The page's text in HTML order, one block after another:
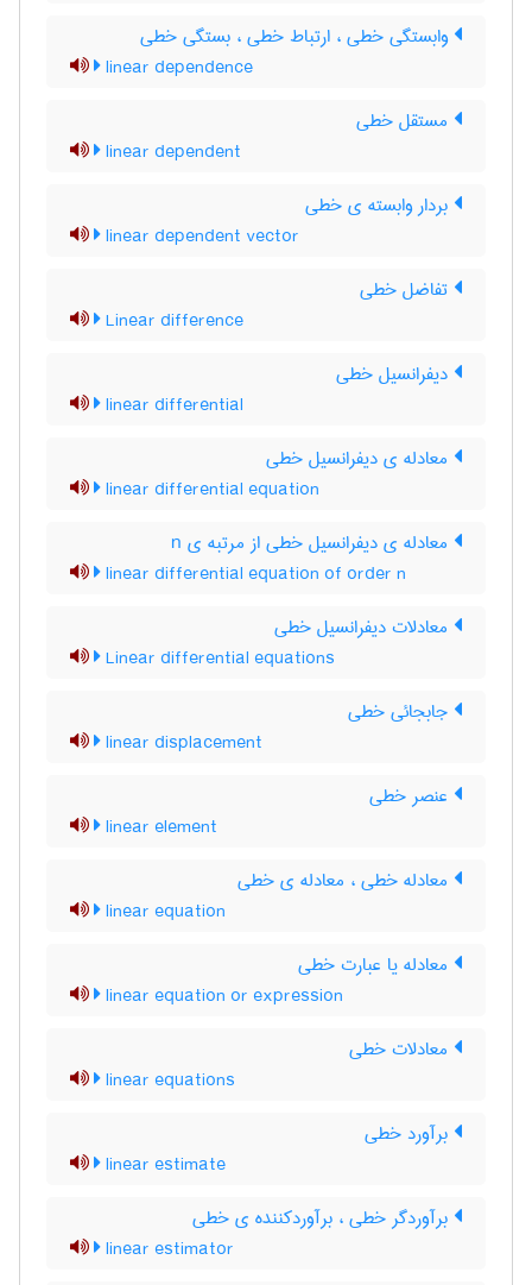
وابستگی خطی ، ارتباط خطی ، بستگی خطی
linear dependence
مستقل خطی
linear dependent
بردار وابسته ی خطی
linear dependent vector
تفاضل خطی
Linear difference
دیفرانسیل خطی
linear differential
معادله ی دیفرانسیل خطی
linear differential equation
معادله ی دیفرانسیل خطی از مرتبه ی n
linear differential equation of order n
معادلات دیفرانسیل خطی
Linear differential equations
جابجائی خطی
linear displacement
عنصر خطی
linear element
معادله خطی ، معادله ی خطی
linear equation
معادله یا عبارت خطی
linear equation or expression
معادلات خطی
linear equations
برآورد خطی
linear estimate
برآوردگر خطی ، برآوردکننده ی خطی
linear estimator